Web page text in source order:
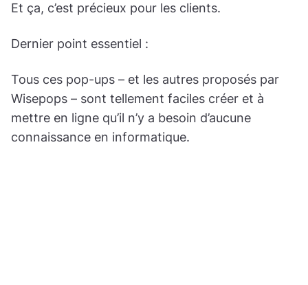
Et ça, c’est précieux pour les clients.
Dernier point essentiel :
Tous ces pop-ups – et les autres proposés par
Wisepops – sont tellement faciles créer et à
mettre en ligne qu’il n’y a besoin d’aucune
connaissance en informatique.